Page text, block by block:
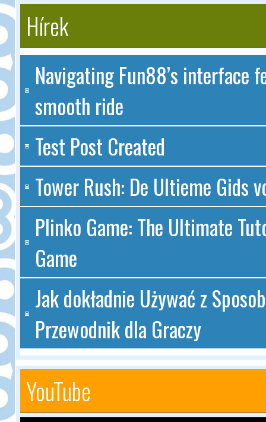
Hírek
Navigating Fun88’s interface
smooth ride
Test Post Created
Tower Rush: De Ultieme Gids
Plinko Game: The Ultimate
Game
Jak dokładnie Używać z
Przewodnik dla Graczy
YouTube